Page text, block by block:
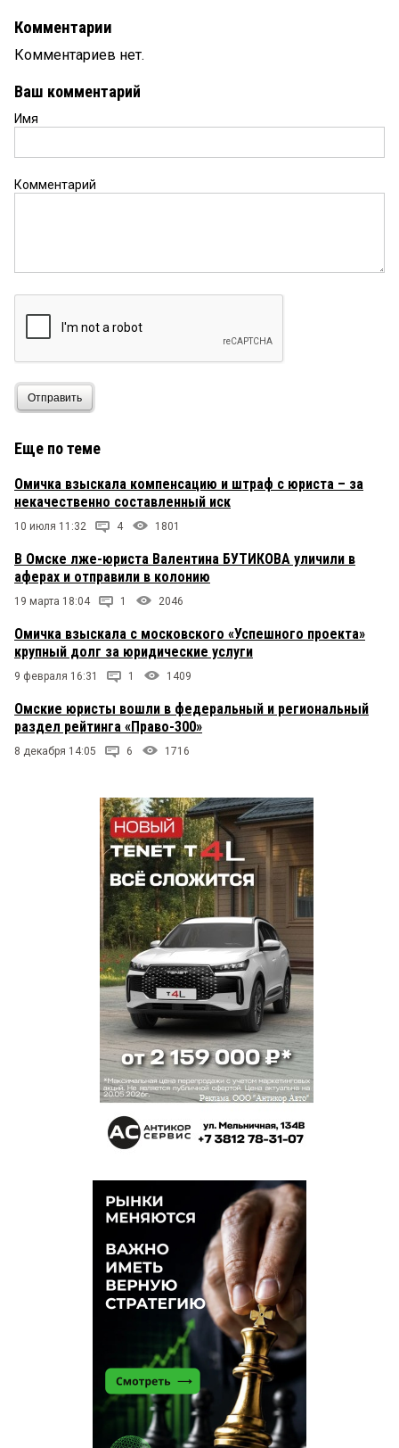
Комментарии
Комментариев нет.
Ваш комментарий
Имя
Комментарий
Отправить
Еще по теме
Омичка взыскала компенсацию и штраф с юриста – за
некачественно составленный иск
10 июля 11:32 4 1801
В Омске лже-юриста Валентина БУТИКОВА уличили в
аферах и отправили в колонию
19 марта 18:04 1 2046
Омичка взыскала с московского «Успешного проекта»
крупный долг за юридические услуги
9 февраля 16:31 1 1409
Омские юристы вошли в федеральный и региональный
раздел рейтинга «Право-300»
8 декабря 14:05 6 1716